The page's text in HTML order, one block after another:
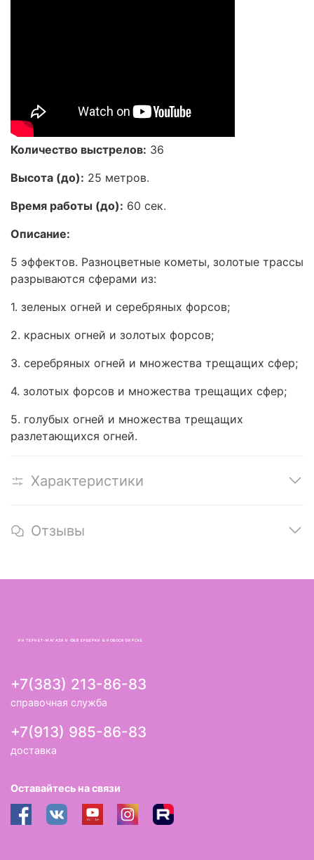
Количество выстрелов: 36
Высота (до): 25 метров.
Время работы (до): 60 сек.
Описание:
5 эффектов. Разноцветные кометы, золотые трассы
разрываются сферами из:
1. зеленых огней и серебряных форсов;
2. красных огней и золотых форсов;
3. серебряных огней и множества трещащих сфер;
4. золотых форсов и множества трещащих сфер;
5. голубых огней и множества трещащих
разлетающихся огней.
Характеристики
Отзывы
ИНТЕРНЕТ-МАГАЗИН ФЕЙЕРВЕРКИ В НОВОСИБИРСКЕ
+7(383) 213-86-83
справочная служба
+7(913) 985-86-83
доставка
Оставайтесь на связи